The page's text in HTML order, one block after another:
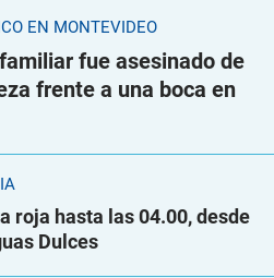
EN MONTEVIDEO
fue asesinado de
frente a una boca en
roja hasta las 04.00, desde
Dulces